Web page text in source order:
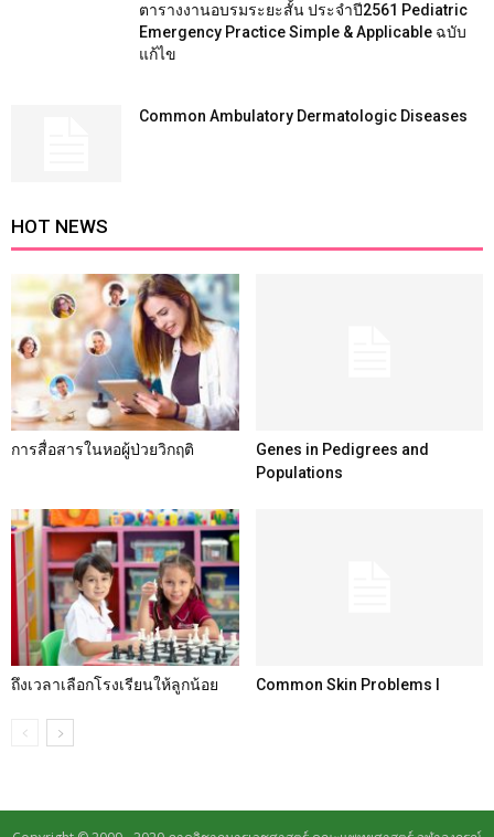
ตารางงานอบรมระยะสั้น ประจำปี2561 Pediatric
Emergency Practice Simple & Applicable ฉบับ
แก้ไข
Common Ambulatory Dermatologic Diseases
HOT NEWS
การสื่อสารในหอผู้ป่วยวิกฤติ
Genes in Pedigrees and
Populations
ถึงเวลาเลือกโรงเรียนให้ลูกน้อย Common Skin Problems I